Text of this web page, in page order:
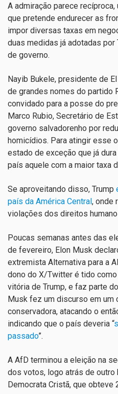
A admiração parece
que pretende endurecer as
impor diversas taxas em
duas medidas já adotadas
de governo.
Nayib Bukele, presidente de
de grandes nomes do partido
convidado para a posse do
Marco Rubio, Secretário de
governo salvadorenho por
homicídios. Para atingir esse
estado de exceção que já
país aquele com a maior taxa
Se aproveitando disso, Trump
país da América Central, onde
violações dos direitos
Poucas semanas antes das
de fevereiro, Elon Musk
extremista Alternativa para a
dono do X/Twitter é tido
vitória de Trump, e faz parte
Musk fez um discurso em um
conservadora, atacando o
indicando que o país deveria “
passado”.
A AfD terminou a eleição na
dos votos, logo atrás de outro
Democrata Cristã, que obteve